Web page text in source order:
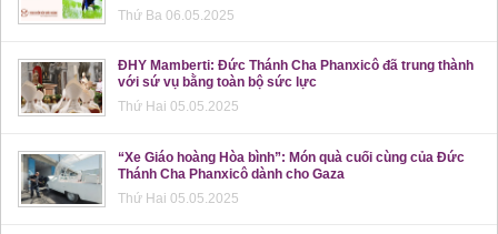
Thứ Ba 06.05.2025
ĐHY Mamberti: Đức Thánh Cha Phanxicô đã trung thành
với sứ vụ bằng toàn bộ sức lực
Thứ Hai 05.05.2025
“Xe Giáo hoàng Hòa bình”: Món quà cuối cùng của Đức
Thánh Cha Phanxicô dành cho Gaza
Thứ Hai 05.05.2025